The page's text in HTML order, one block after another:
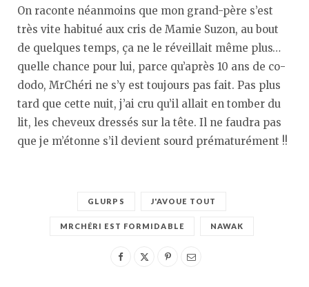
On raconte néanmoins que mon grand-père s’est
très vite habitué aux cris de Mamie Suzon, au bout
de quelques temps, ça ne le réveillait même plus…
quelle chance pour lui, parce qu’après 10 ans de co-
dodo, MrChéri ne s’y est toujours pas fait. Pas plus
tard que cette nuit, j’ai cru qu’il allait en tomber du
lit, les cheveux dressés sur la tête. Il ne faudra pas
que je m’étonne s’il devient sourd prématurément !!
GLURPS J'AVOUE TOUT
MRCHÉRI EST FORMIDABLE NAWAK